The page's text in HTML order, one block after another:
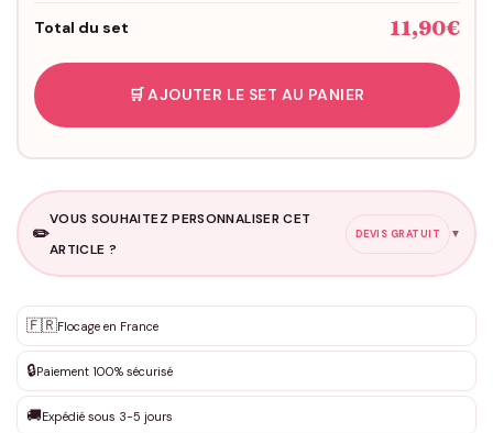
Total du set 11,90€
🛒 AJOUTER LE SET AU PANIER
✏️
VOUS SOUHAITEZ PERSONNALISER CET
ARTICLE ?
DEVIS GRATUIT ▼
✨ Personnalisation sur mesure
DEVIS GRATUIT · Personnalisation de 3 à 10€ selon la demande
Que souhaitez-vous ?*
🇫🇷Flocage en France
🔒Paiement 100% sécurisé
🚚Expédié sous 3-5 jours